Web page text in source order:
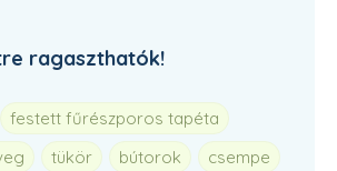
ragaszthatók!
festett fűrészporos tapéta
tükör bútorok csempe